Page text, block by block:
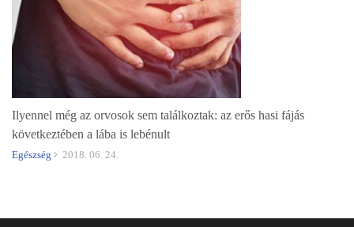
Ilyennel még az orvosok sem találkoztak: az erős hasi fájás
következtében a lába is lebénult
Egészség 2018. 06. 24.